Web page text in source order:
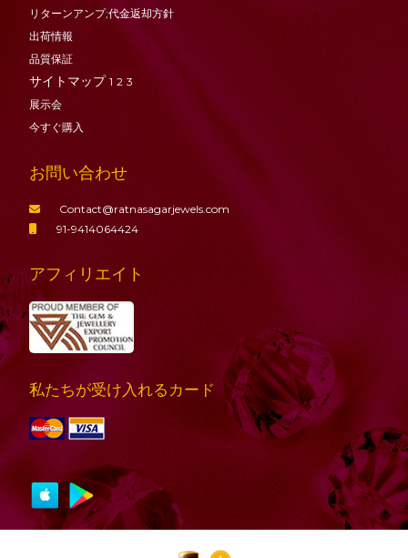
リターンアンプ;代金返却方針
出荷情報
品質保証
サイトマップ 1 2 3
展示会
今すぐ購入
お問い合わせ
Contact@ratnasagarjewels.com
91-9414064424
アフィリエイト
私たちが受け入れるカード